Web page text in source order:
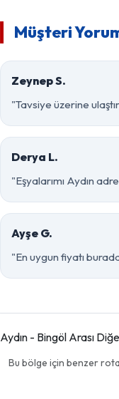
Müşteri
Zeynep S.
"Tavsiye üzerine
Derya L.
"Eşyalarımı Aydın
Ayşe G.
"En uygun fiyatı
Aydın - Bingöl Arası
Bu bölge için benzer rota